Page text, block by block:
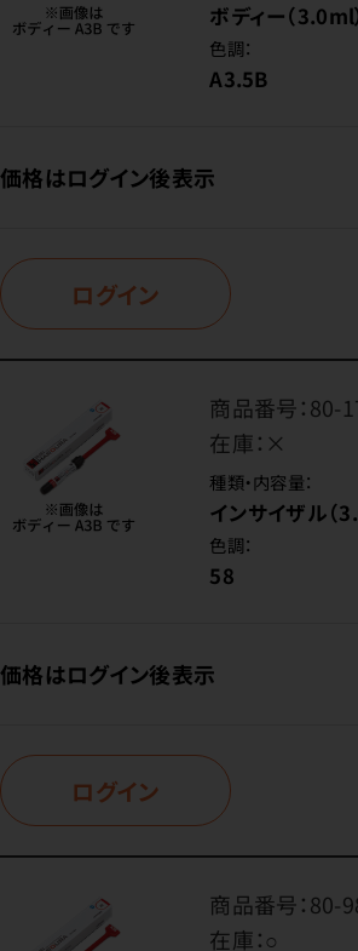
ボディー（3.0ml
色調：
A3.5B
価格はログイン後表示
ログイン
商品番号：80-
在庫： ×
種類・内容量：
インサイザル（
色調：
58
価格はログイン後表示
ログイン
商品番号：80-
在庫：○